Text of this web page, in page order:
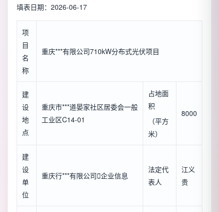
填表日期：2026-06-17
项
目
名
称
重庆***有限公司710kW分布式光伏项目
建
设
地
点
重庆市***道晏家社区居委会一般
工业区C14-01
占地面
积
（平方
米）
8000
建
设
单
位
重庆行***有限公司企业信息
法定代
表人
江义
贵